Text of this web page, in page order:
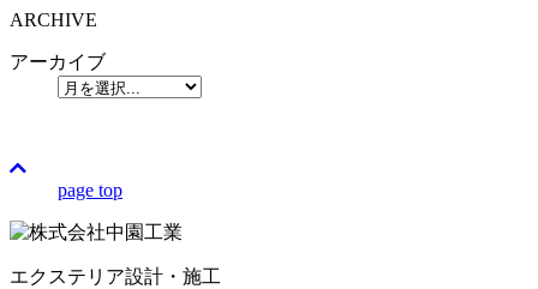
ARCHIVE
アーカイブ
page top
エクステリア設計・施工